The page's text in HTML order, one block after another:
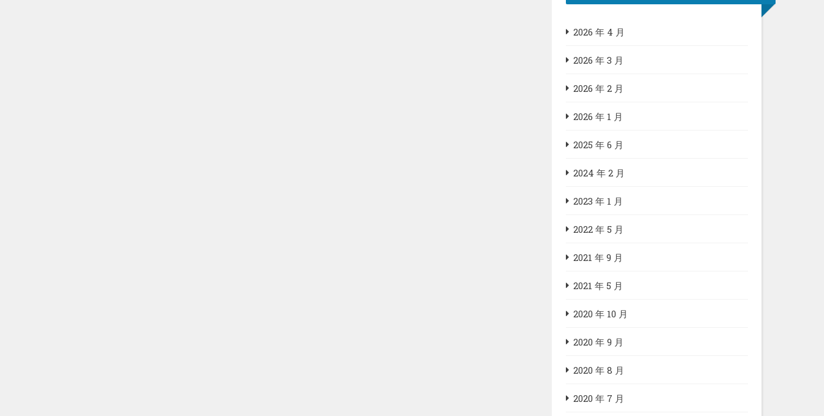
2026 年 4 月
2026 年 3 月
2026 年 2 月
2026 年 1 月
2025 年 6 月
2024 年 2 月
2023 年 1 月
2022 年 5 月
2021 年 9 月
2021 年 5 月
2020 年 10 月
2020 年 9 月
2020 年 8 月
2020 年 7 月